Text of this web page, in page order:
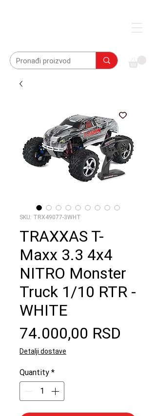
SKU: TRX49077-3WHT
TRAXXAS T-
Maxx 3.3 4x4
NITRO Monster
Truck 1/10 RTR -
WHITE
74.000,00 RSD
Detalji dostave
Quantity *